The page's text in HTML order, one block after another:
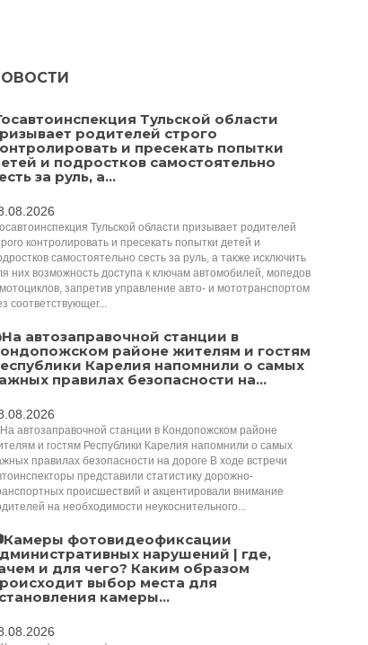
Тульской области
родителей строго
и пресекать попытки
и подростков самостоятельно
за руль, а...
Тульской области призывает родителей
контролировать и пресекать попытки детей и
самостоятельно сесть за руль, а также исключить
них возможность доступа к ключам автомобилей, мопедов
запретив управление авто- и мототранспортом
соответствующег...
автозаправочной станции в
районе жителям и гостям
Карелия напомнили о самых
правилах безопасности на...
автозаправочной станции в Кондопожском районе
и гостям Республики Карелия напомнили о самых
правилах безопасности на дороге В ходе встречи
представили статистику дорожно-
происшествий и акцентировали внимание
на необходимости неукоснительного...
фотовидеофиксации
нарушений | где,
и для чего? Каким образом
выбор места для
камеры...